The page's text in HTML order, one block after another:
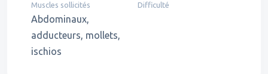
Muscles sollicités
Abdominaux,
adducteurs, mollets,
ischios
Difficulté